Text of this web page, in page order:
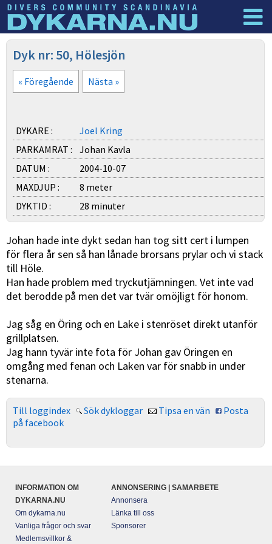
Dyknyheter
Dyk nr: 50, Hölesjön
« Föregående Nästa »
DYKARE :
Joel Kring
PARKAMRAT :
Johan Kavla
DATUM :
2004-10-07
MAXDJUP :
8 meter
DYKTID :
28 minuter
Johan hade inte dykt sedan han tog sitt cert i lumpen
för flera år sen så han lånade brorsans prylar och vi stack
till Höle.
Han hade problem med tryckutjämningen. Vet inte vad
det berodde på men det var tvär omöjligt för honom.
Jag såg en Öring och en Lake i stenröset direkt utanför
grillplatsen.
Jag hann tyvär inte fota för Johan gav Öringen en
omgång med fenan och Laken var för snabb in under
stenarna.
Till loggindex Sök dykloggar Tipsa en vän
Posta
på facebook
INFORMATION OM
DYKARNA.NU
Om dykarna.nu
Vanliga frågor och svar
Medlemsvillkor &
ANNONSERING | SAMARBETE
Annonsera
Länka till oss
Sponsorer